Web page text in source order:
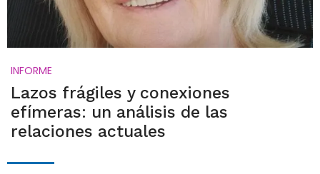
INFORME
Lazos frágiles y conexiones
efímeras: un análisis de las
relaciones actuales